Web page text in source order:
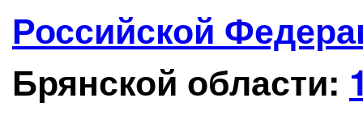
Российской
Брянской области: